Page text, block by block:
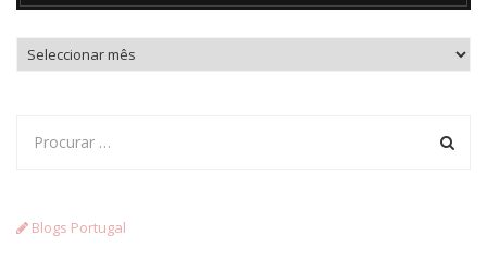
Arquivo
Blogs Portugal